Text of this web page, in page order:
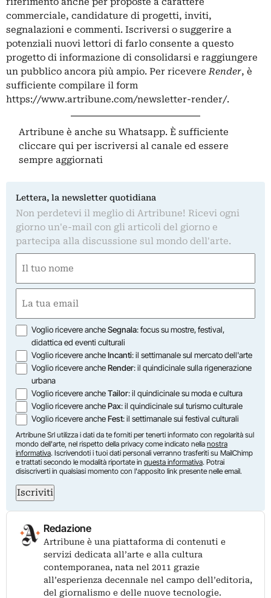
commerciale, candidature di progetti, inviti,
segnalazioni e commenti. Iscriversi o suggerire a
potenziali nuovi lettori di farlo consente a questo
progetto di informazione di consolidarsi e raggiungere
un pubblico ancora più ampio. Per ricevereRender, è
sufficiente compilare il form
https://www.artribune.com/newsletter-render/.
Artribune è anche su Whatsapp. È sufficiente
cliccare qui per iscriversi al canale ed essere
sempre aggiornati
Lettera, la newsletter quotidiana
Non perdetevi il meglio di Artribune! Ricevi ogni
giorno un'e-mail con gli articoli del giorno e
partecipa alla discussione sul mondo dell'arte.
(Obbligatorio)
Nome
(Obbligatorio)
Opzioni
Voglio ricevere ancheSegnala: focus su mostre, festival,
didattica ed eventi culturali
Voglio ricevere ancheIncanti: il settimanale sul mercato dell'arte
Voglio ricevere ancheRender: il quindicinale sulla rigenerazione
urbana
Voglio ricevere ancheTailor: il quindicinale su moda e cultura
Voglio ricevere anchePax: il quindicinale sul turismo culturale
Voglio ricevere ancheFest: il settimanale sui festival culturali
Artribune Srl utilizza i dati da te forniti per tenerti informato con regolarità sul
mondo dell'arte, nel rispetto della privacy come indicato nella nostra
informativa. Iscrivendoti i tuoi dati personali verranno trasferiti su MailChimp
e trattati secondo le modalità riportate in questa informativa. Potrai
disiscriverti in qualsiasi momento con l'apposito link presente nelle email.
Iscriviti
Redazione
Artribune è una piattaforma di contenuti e
servizi dedicata all’arte e alla cultura
contemporanea, nata nel 2011 grazie
all’esperienza decennale nel campo dell’editoria,
del giornalismo e delle nuove tecnologie.